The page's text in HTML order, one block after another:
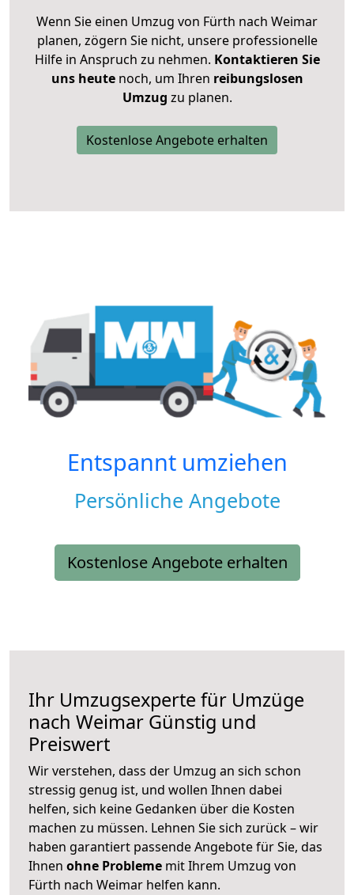
Wenn Sie einen Umzug von Fürth nach Weimar
planen, zögern Sie nicht, unsere professionelle
Hilfe in Anspruch zu nehmen. Kontaktieren Sie
uns heutenoch, um Ihren reibungslosen
Umzug zu planen.
Kostenlose Angebote erhalten
Entspannt umziehen
Persönliche Angebote
Kostenlose Angebote erhalten
Ihr Umzugsexperte für Umzüge
nach Weimar Günstig und
Preiswert
Wir verstehen, dass der Umzug an sich schon
stressig genug ist, und wollen Ihnen dabei
helfen, sich keine Gedanken über die Kosten
machen zu müssen. Lehnen Sie sich zurück – wir
haben garantiert passende Angebote für Sie, das
Ihnen ohne Probleme mit Ihrem Umzug von
Fürth nach Weimar helfen kann.